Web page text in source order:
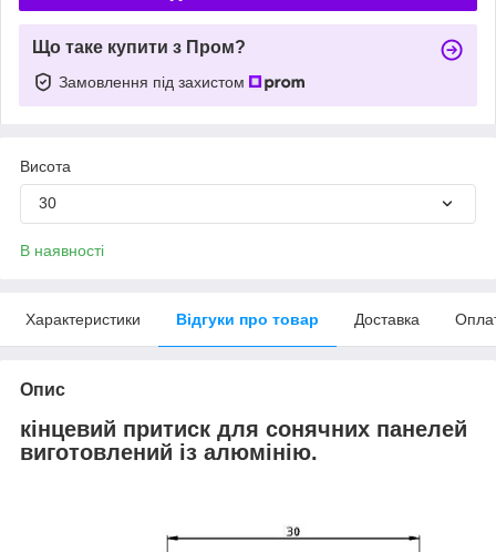
Що таке купити з Пром?
Замовлення під захистом
Висота
30
В наявності
Характеристики Відгуки про товар Доставка
Опис
кінцевий притиск для сонячних панелей
виготовлений із алюмінію.